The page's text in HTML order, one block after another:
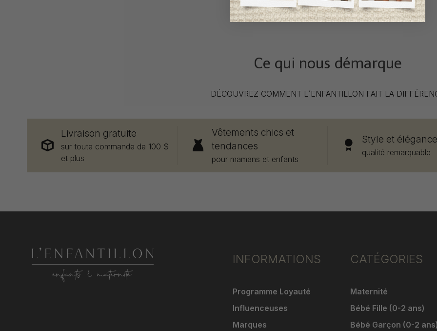
Ce qui nous démarque
DÉCOUVREZ COMMENT L`ENFANTILLON FAIT LA
Livraison gratuite
sur toute commande de 100 $
et plus
Vêtements chics et
tendances
pour mamans et enfants
Style et élégance
qualité remarquable
INFORMATIONS
Programme Loyauté
Influenceuses
Marques
CATÉGORIES
Maternité
Bébé Fille (0-2 ans)
Bébé Garçon (0-2